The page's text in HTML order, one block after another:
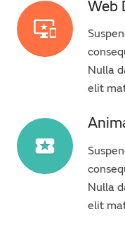
important_devices
Web
Nulla
elit
local_play
Nulla
elit